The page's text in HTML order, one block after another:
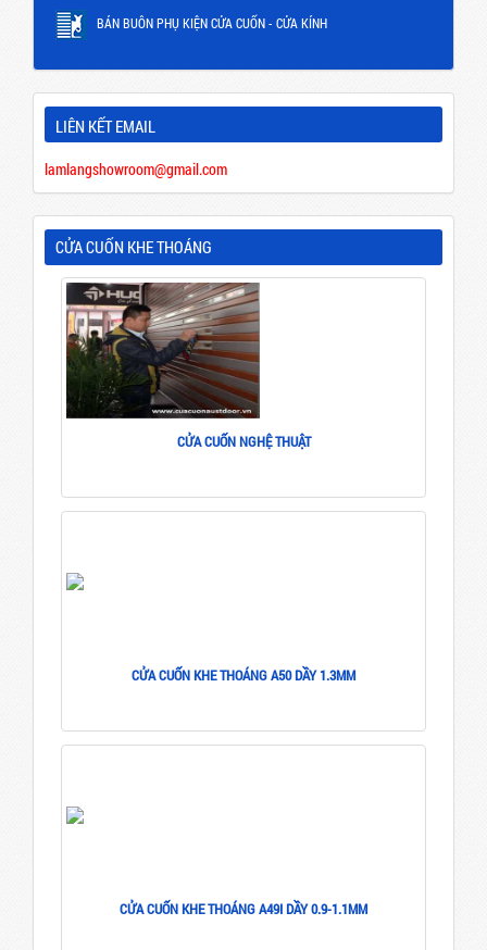
BÁN BUÔN PHỤ KIỆN CỬA CUỐN - CỬA KÍNH
LIÊN KẾT EMAIL
lamlangshowroom@gmail.com
CỬA CUỐN KHE THOÁNG
CỬA CUỐN NGHỆ THUẬT
CỬA CUỐN KHE THOÁNG A50 DẦY 1.3MM
CỬA CUỐN KHE THOÁNG A49I DẦY 0.9-1.1MM